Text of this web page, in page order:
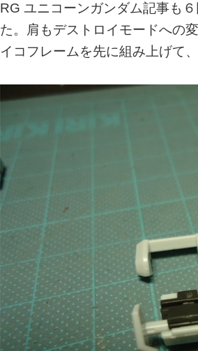
RG ユニコーンガンダム記事も
た。肩もデストロイモードへの
イコフレームを先に組み上げて